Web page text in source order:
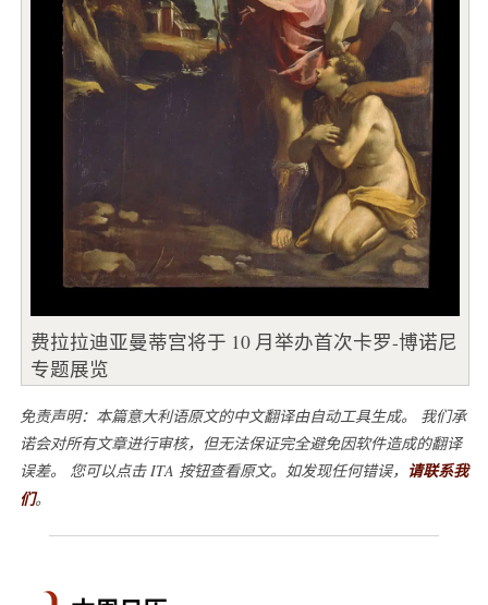
费拉拉迪亚曼蒂宫将于 10 月举办首次卡罗-博诺尼
专题展览
免责声明：本篇意大利语原文的中文翻译由自动工具生成。 我们承
诺会对所有文章进行审核，但无法保证完全避免因软件造成的翻译
误差。 您可以点击 ITA 按钮查看原文。如发现任何错误， 请联系我
们。